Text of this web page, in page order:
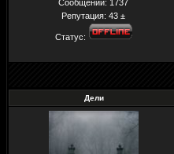
Сообщений: 1737
Репутация:43 ±
Статус:
Дели